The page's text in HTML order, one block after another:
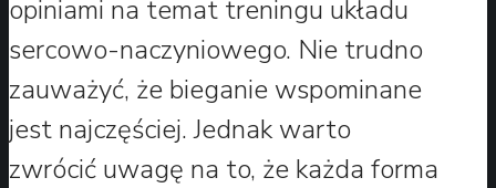
opiniami na temat treningu układu
sercowo-naczyniowego. Nie trudno
zauważyć, że bieganie wspominane
jest najczęściej. Jednak warto
zwrócić uwagę na to, że każda forma